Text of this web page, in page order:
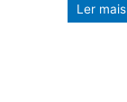
Ler mais